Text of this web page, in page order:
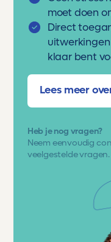
moet doen
Direct
klaar bent
Lees meer
Heb je nog vragen?
Neem eenvoudig
veelgestelde vragen.